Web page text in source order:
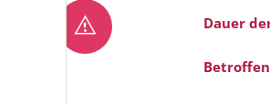
Dauer